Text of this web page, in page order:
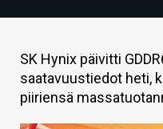
TECHBBS
TIETOA
HINTA.FI
SK Hynix päivitti
saatavuustiedot heti,
piiriensä